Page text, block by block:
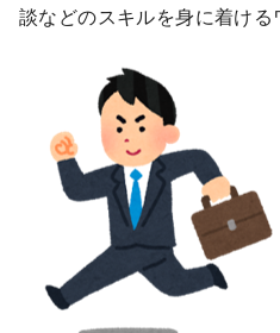
談などのスキルを身に着け